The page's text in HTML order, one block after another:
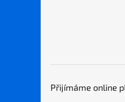
Přijímáme online